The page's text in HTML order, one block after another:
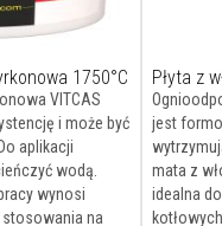
1750°C
VITCAS
i może być
aplikacji
wodą.
wynosi
stosowania na
Płyta z
jest
mata z
idealna do